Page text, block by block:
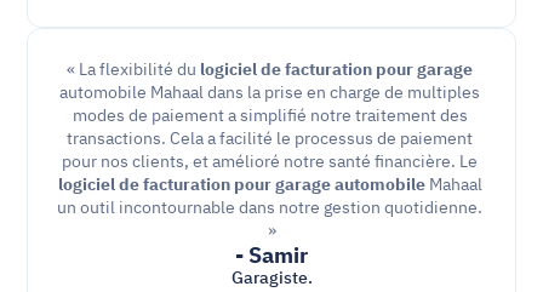
« La flexibilité du logiciel de facturation pour garage
automobile Mahaal dans la prise en charge de multiples
modes de paiement a simplifié notre traitement des
transactions. Cela a facilité le processus de paiement
logiciel de facturation pour garage automobile Mahaal
un outil incontournable dans notre gestion quotidienne.
»
- Samir
Garagiste.